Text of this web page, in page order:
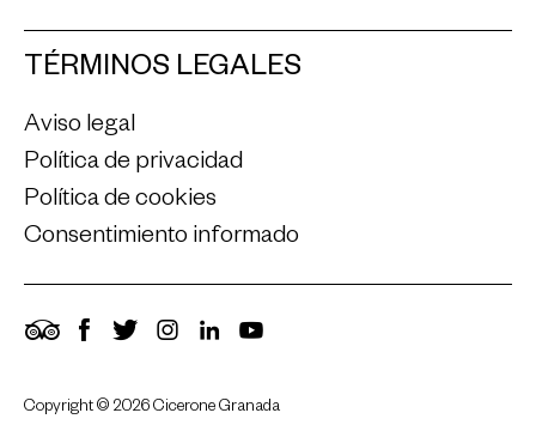
TÉRMINOS LEGALES
Aviso legal
Política de privacidad
Política de cookies
Consentimiento informado
TripAdvisor
Facebook
TwitterInstagram
LinkedIn
Copyright © 2026 Cicerone Granada